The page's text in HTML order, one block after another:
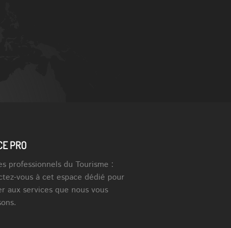
PRO
professionnels du Tourisme :
vous à cet espace dédié pour
aux services que nous vous